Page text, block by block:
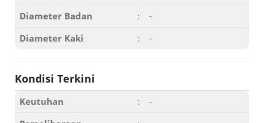
Diameter Badan
:
-
Diameter Kaki
: -
Kondisi Terkini
Keutuhan :
-